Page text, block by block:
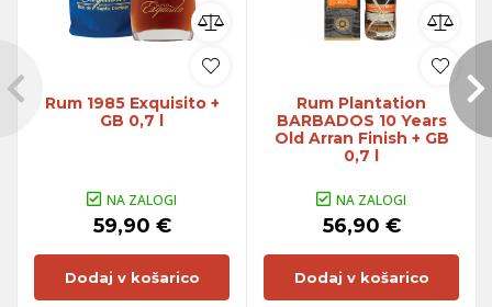
Rum 1985 Exquisito +
GB 0,7 l
NA ZALOGI
59,90 €
Dodaj v košarico
Rum Plantation
BARBADOS 10 Years
Old Arran Finish + GB
0,7 l
NA ZALOGI
56,90 €
Dodaj v košarico